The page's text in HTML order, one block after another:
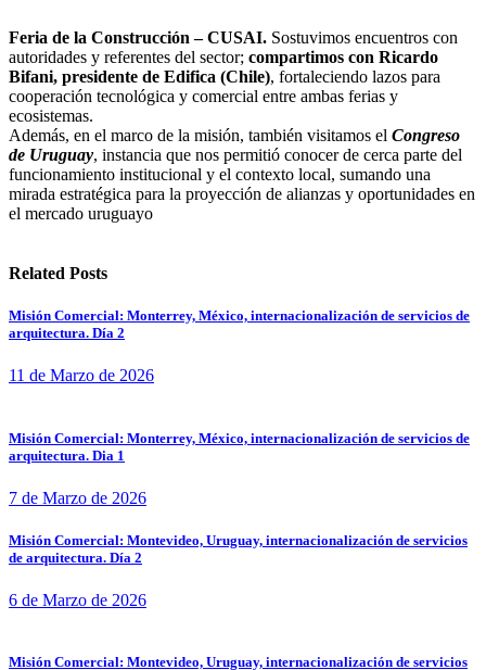
Feria de la Construcción – CUSAI. Sostuvimos encuentros con
autoridades y referentes del sector; compartimos con Ricardo
Bifani, presidente de Edifica (Chile), fortaleciendo lazos para
cooperación tecnológica y comercial entre ambas ferias y
ecosistemas.
Además, en el marco de la misión, también visitamos el Congreso
de Uruguay, instancia que nos permitió conocer de cerca parte del
funcionamiento institucional y el contexto local, sumando una
mirada estratégica para la proyección de alianzas y oportunidades en
el mercado uruguayo
Related Posts
Misión Comercial: Monterrey, México, internacionalización de servicios de
arquitectura. Día 2
11 de Marzo de 2026
Misión Comercial: Monterrey, México, internacionalización de servicios de
arquitectura. Dia 1
7 de Marzo de 2026
Misión Comercial: Montevideo, Uruguay, internacionalización de servicios
de arquitectura. Día 2
6 de Marzo de 2026
Misión Comercial: Montevideo, Uruguay, internacionalización de servicios